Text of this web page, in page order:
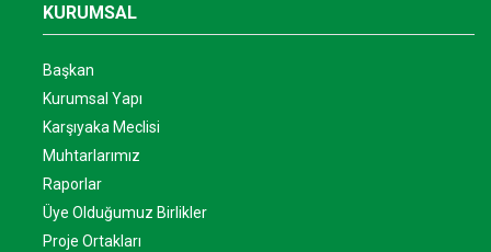
KURUMSAL
Başkan
Kurumsal Yapı
Karşıyaka Meclisi
Muhtarlarımız
Raporlar
Üye Olduğumuz Birlikler
Proje Ortakları